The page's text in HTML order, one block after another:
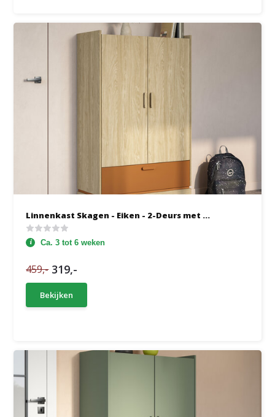
Linnenkast Skagen - Eiken - 2-Deurs met ...
Ca. 3 tot 6 weken
459,- 319,-
Bekijken